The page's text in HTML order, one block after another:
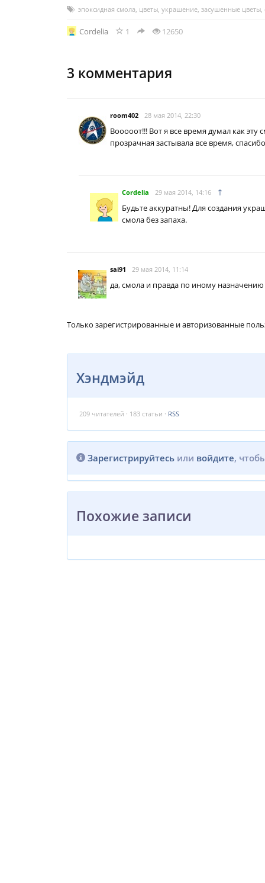
эпоксидная смола, цветы, украшение, засушенные цветы,
Cordelia 1 12650
3 комментария
room402 28 мая 2014, 22:30
Вооооот!!! Вот я все время думал как эту
прозрачная застывала все время,
Cordelia 29 мая 2014, 14:16
↑
Будьте аккуратны! Для создания
смола без запаха.
sai91 29 мая 2014, 11:14
да, смола и правда по иному
Только зарегистрированные и авторизованные
Хэндмэйд
209 читателей · 183 статьи · RSS
Зарегистрируйтесь или войдите,
Похожие записи